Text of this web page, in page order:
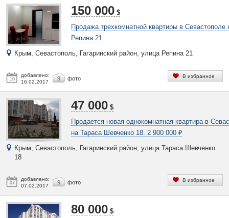
16
добавлено:
16.02.2017
9 фото
150 000 $
Продажа трехкомнатной квартиры в Севастополе
Репина 21
Крым, Севастополь, Гагаринский район, улица Репина 21
В избранное
07
добавлено:
07.02.2017
9 фото
47 000 $
Продается новая однокомнатная квартира в
на Тараса Шевченко 18. 2 900 000 ₽
Крым, Севастополь, Гагаринский район, улица Тараса Шевченко
18
В избранное
80 000 $